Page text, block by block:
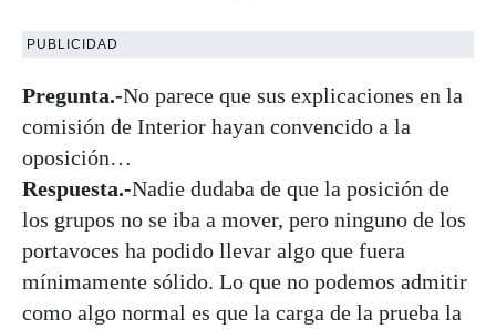
PUBLICIDAD
Pregunta.-No parece que sus explicaciones en la
comisión de Interior hayan convencido a la
oposición…
Respuesta.-Nadie dudaba de que la posición de
los grupos no se iba a mover, pero ninguno de los
portavoces ha podido llevar algo que fuera
mínimamente sólido. Lo que no podemos admitir
como algo normal es que la carga de la prueba la